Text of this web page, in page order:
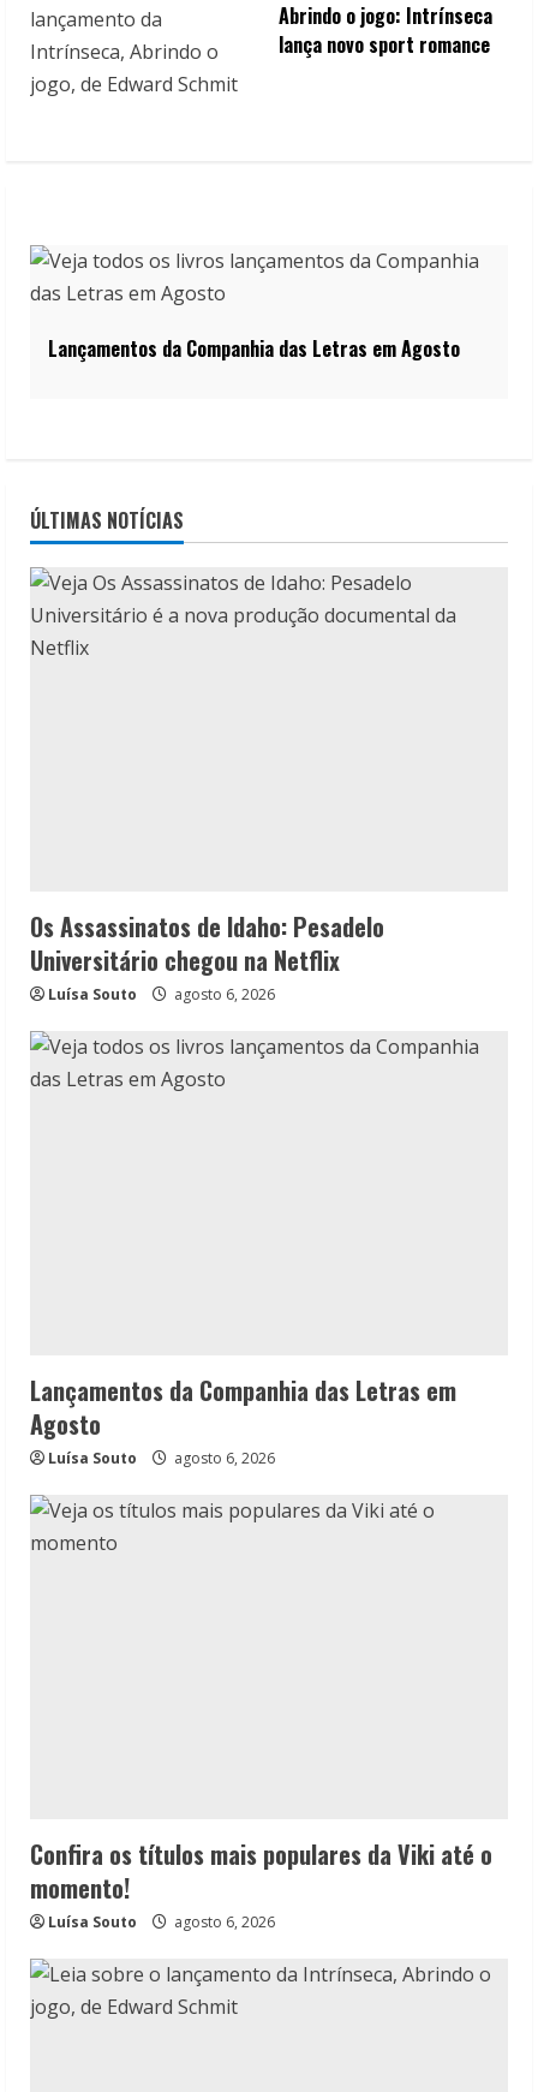
Abrindo o jogo: Intrínseca
lança novo sport romance
Lançamentos da Companhia das Letras em Agosto
ÚLTIMAS NOTÍCIAS
Os Assassinatos de Idaho: Pesadelo
Universitário chegou na Netflix
Luísa Souto agosto 6, 2026
Lançamentos da Companhia das Letras em
Agosto
Luísa Souto agosto 6, 2026
Confira os títulos mais populares da Viki até o
momento!
Luísa Souto agosto 6, 2026